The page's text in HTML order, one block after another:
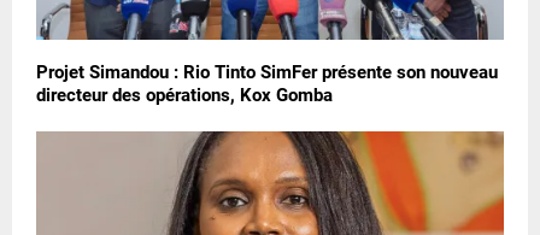
Projet Simandou : Rio Tinto SimFer présente son nouveau
directeur des opérations, Kox Gomba